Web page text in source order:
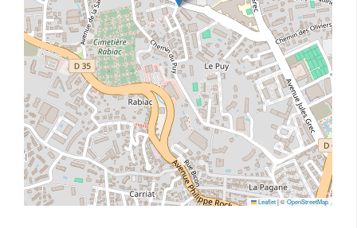
Leaflet|©OpenStreetMap